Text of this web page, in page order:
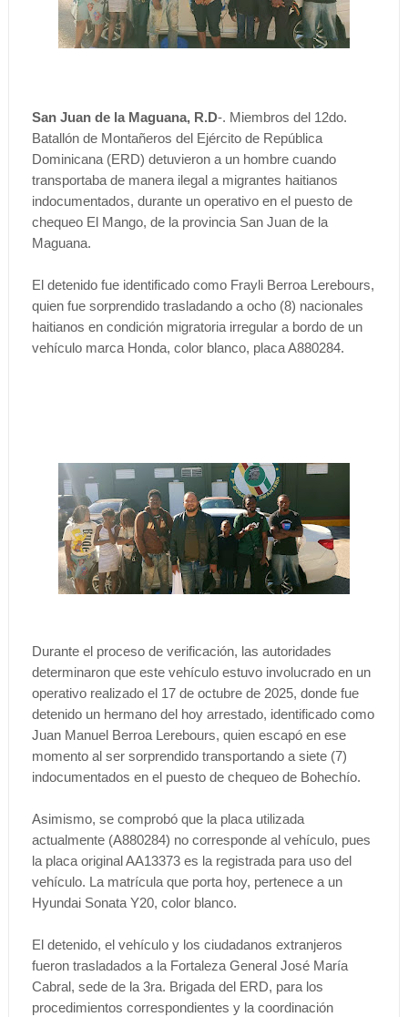
San Juan de la Maguana, R.D-. Miembros del 12do.
Batallón de Montañeros del Ejército de República
Dominicana (ERD) detuvieron a un hombre cuando
transportaba de manera ilegal a migrantes haitianos
indocumentados, durante un operativo en el puesto de
chequeo El Mango, de la provincia San Juan de la
Maguana.
El detenido fue identificado como Frayli Berroa Lerebours,
quien fue sorprendido trasladando a ocho (8) nacionales
haitianos en condición migratoria irregular a bordo de un
vehículo marca Honda, color blanco, placa A880284.
Durante el proceso de verificación, las autoridades
determinaron que este vehículo estuvo involucrado en un
operativo realizado el 17 de octubre de 2025, donde fue
detenido un hermano del hoy arrestado, identificado como
Juan Manuel Berroa Lerebours, quien escapó en ese
momento al ser sorprendido transportando a siete (7)
indocumentados en el puesto de chequeo de Bohechío.
Asimismo, se comprobó que la placa utilizada
actualmente (A880284) no corresponde al vehículo, pues
la placa original AA13373 es la registrada para uso del
vehículo. La matrícula que porta hoy, pertenece a un
Hyundai Sonata Y20, color blanco.
El detenido, el vehículo y los ciudadanos extranjeros
fueron trasladados a la Fortaleza General José María
Cabral, sede de la 3ra. Brigada del ERD, para los
procedimientos correspondientes y la coordinación